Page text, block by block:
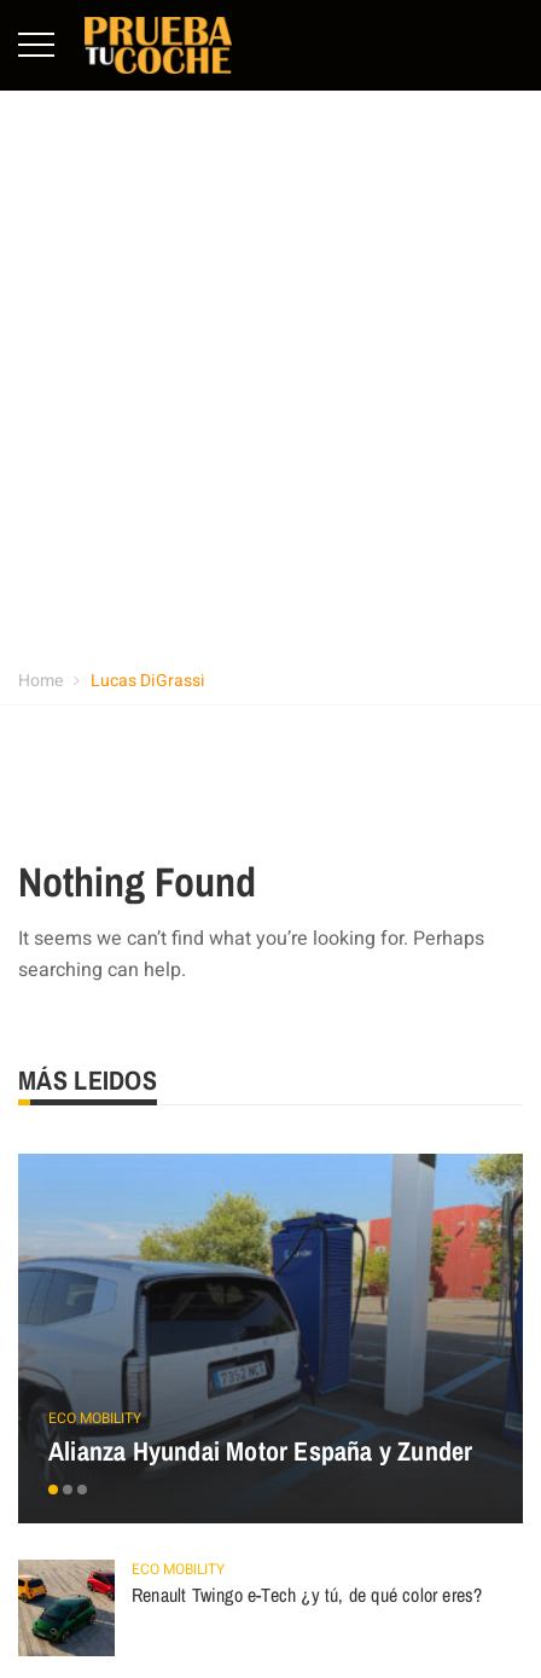
Home Lucas DiGrassi
Nothing Found
It seems we can’t find what you’re looking for. Perhaps
searching can help.
MÁS LEIDOS
ECO MOBILITY
Alianza Hyundai Motor España y Zunder
ECO MOBILITY
Renault Twingo e-Tech ¿y tú, de qué color eres?